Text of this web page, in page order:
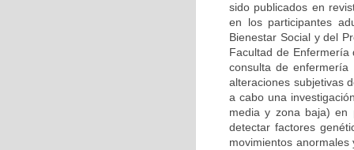
sido publicados en
en los participantes
Bienestar Social y del
Facultad de Enfermería
consulta de
alteraciones subjetivas
a cabo una
media y zona baja)
detectar factores
movimientos